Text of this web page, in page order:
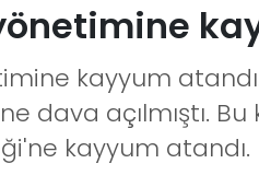
kayyum
dava açılmıştı.
kayyum atandı.